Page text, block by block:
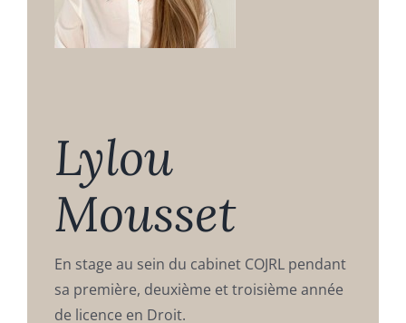
Le cabinet, l’équipe
Honoraires
Recrutement
Contact
Lylou
Mousset
En stage au sein du cabinet COJRL pendant
sa première, deuxième et troisième année
de licence en Droit.